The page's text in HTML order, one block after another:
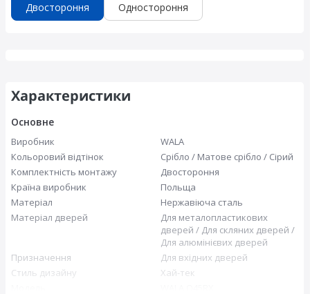
Одностороння
Двостороння
Характеристики
Основне
Виробник
WALA
Кольоровий відтінок
Срібло / Матове срібло / Сірий
Комплектність монтажу
Двостороння
Країна виробник
Польща
Матеріал
Нержавіюча сталь
Матеріал дверей
Для металопластикових
дверей / Для скляних дверей /
Для алюмінієвих дверей
Призначення
Для вхідних дверей
Стиль дизайну
Хай-тек